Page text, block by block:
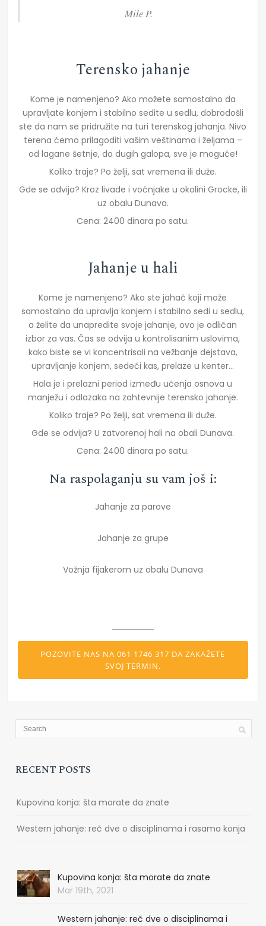
Mile P.
Terensko jahanje
Kome je namenjeno? Ako možete samostalno da
upravljate konjem i stabilno sedite u sedlu, dobrodošli
ste da nam se pridružite na turi terenskog jahanja. Nivo
terena ćemo prilagoditi vašim veštinama i željama –
od lagane šetnje, do dugih galopa, sve je moguće!
Koliko traje? Po želji, sat vremena ili duže.
Gde se odvija? Kroz livade i voćnjake u okolini Grocke, ili
uz obalu Dunava.
Cena: 2400 dinara po satu.
Jahanje u hali
Kome je namenjeno? Ako ste jahač koji može
samostalno da upravlja konjem i stabilno sedi u sedlu,
a želite da unapredite svoje jahanje, ovo je odličan
izbor za vas. Čas se odvija u kontrolisanim uslovima,
kako biste se vi koncentrisali na vežbanje dejstava,
upravljanje konjem, sedeći kas, prelaze u kenter…
Hala je i prelazni period između učenja osnova u
manježu i odlazaka na zahtevnije terensko jahanje.
Koliko traje? Po želji, sat vremena ili duže.
Gde se odvija? U zatvorenoj hali na obali Dunava.
Cena: 2400 dinara po satu.
Na raspolaganju su vam još i:
Jahanje za parove
Jahanje za grupe
Vožnja fijakerom uz obalu Dunava
POZOVITE NAS NA 061 1746 317 DA ZAKAŽETE
SVOJ TERMIN.
RECENT POSTS
Kupovina konja: šta morate da znate
Western jahanje: reč dve o disciplinama i rasama konja
Kupovina konja: šta morate da znate
Mar 19th, 2021
Western jahanje: reč dve o disciplinama i